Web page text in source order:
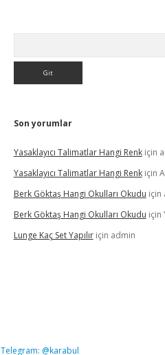
Son yorumlar
Yasaklayıcı Talimatlar Hangi Renkiçin
Yasaklayıcı Talimatlar Hangi Renkiçin
Berk Göktaş Hangi Okulları Okudu için
Berk Göktaş Hangi Okulları Okudu için
Lunge Kaç Set Yapılıriçin admin
Telegram: @karabul